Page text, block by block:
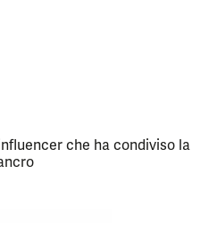
che ha condiviso la